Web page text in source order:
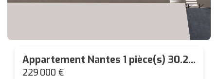
Appartement Nantes 1 pièce(s) 30.27
m2 LOGGIA 6.35 M²
229 000 €